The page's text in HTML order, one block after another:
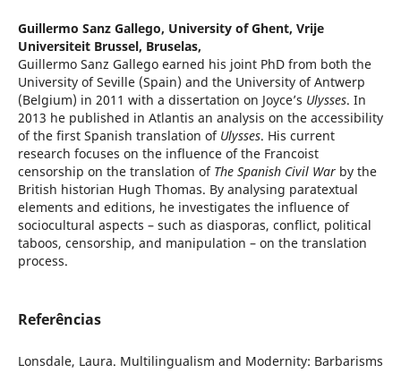
Guillermo Sanz Gallego, University of Ghent, Vrije
Universiteit Brussel, Bruselas,
Guillermo Sanz Gallego earned his joint PhD from both the
University of Seville (Spain) and the University of Antwerp
(Belgium) in 2011 with a dissertation on Joyce’s Ulysses. In
2013 he published in Atlantis an analysis on the accessibility
of the first Spanish translation of Ulysses. His current
research focuses on the influence of the Francoist
censorship on the translation of The Spanish Civil Warby the
British historian Hugh Thomas. By analysing paratextual
elements and editions, he investigates the influence of
sociocultural aspects – such as diasporas, conflict, political
taboos, censorship, and manipulation – on the translation
process.
Referências
Lonsdale, Laura. Multilingualism and Modernity: Barbarisms